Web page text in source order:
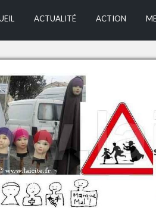
ACTUALITÉ ACTION